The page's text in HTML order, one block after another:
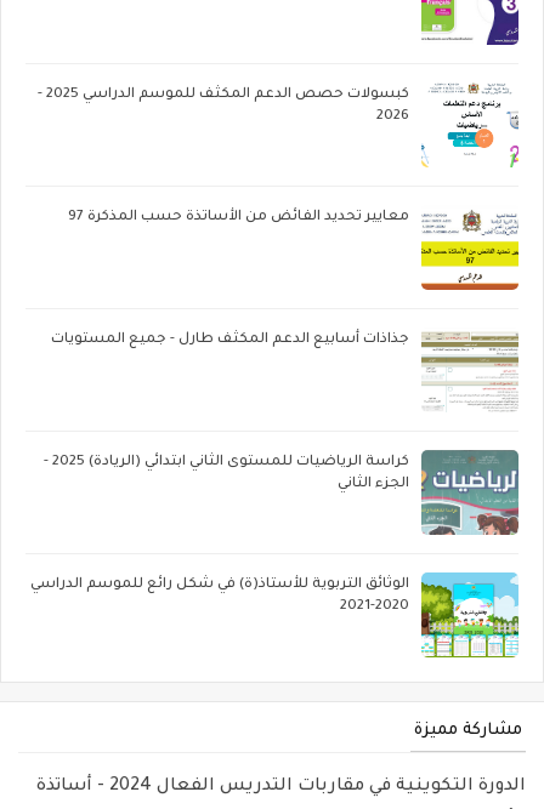
كبسولات حصص الدعم المكثف للموسم الدراسي 2025 -
2026
معايير تحديد الفائض من الأساتذة حسب المذكرة 97
جذاذات أسابيع الدعم المكثف طارل - جميع المستويات
كراسة الرياضيات للمستوى الثاني ابتدائي (الريادة) 2025 -
الجزء الثاني
الوثائق التربوية للأستاذ(ة) في شكل رائع للموسم الدراسي
2020-2021
مشاركة مميزة
الدورة التكوينية في مقاربات التدريس الفعال 2024 - أساتذة